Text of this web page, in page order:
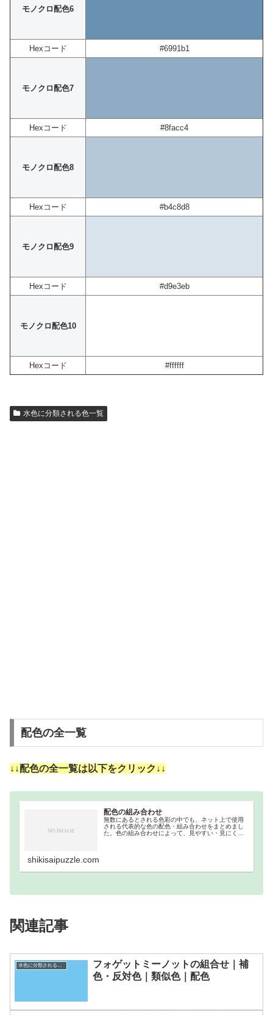
モノクロ配色6
Hexコード #6991b1
モノクロ配色7
Hexコード #8facc4
モノクロ配色8
Hexコード #b4c8d8
モノクロ配色9
Hexコード #d9e3eb
モノクロ配色10
Hexコード #ffffff
水色に分類される色一覧
配色の全一覧
↓↓配色の全一覧は以下をクリック↓↓
配色の組み合わせ
無数にあるとされる色彩の中でも、ネット上で使用
される代表的な色の配色・組み合わせをまとめまし
た。色の組み合わせによって、見やすい・見にくい
shikisaipuzzle.com
関連記事
フォゲットミーノットの組合せ｜補
色・反対色｜類似色｜配色